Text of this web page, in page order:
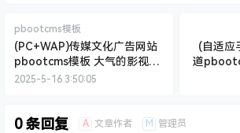
pbootcms模板
(PC+WAP)传媒文化广告网站
pbootcms模板 大气的影视公
司网站源码下载
2025-5-16 3:50:05
(自适应
道
0 条回复 A 文章作者 M 管理员